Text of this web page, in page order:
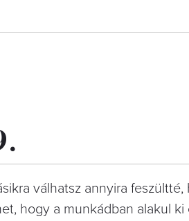
válhatsz annyira
hogy a munkádban alakul